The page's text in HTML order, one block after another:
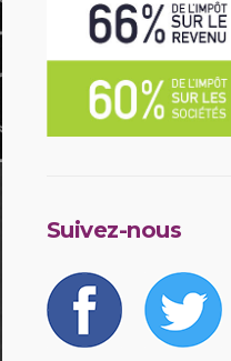
Suivez-nous